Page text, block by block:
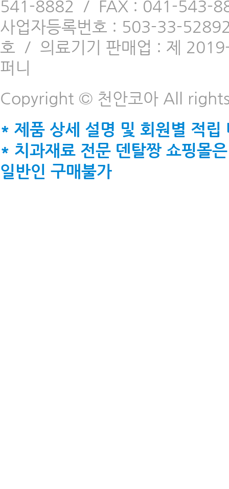
541-8882 / FAX : 041-543-
사업자등록번호 : 503-33-
호 / 의료기기 판매업 : 제
퍼니
Copyright © 천안코아 All
* 제품 상세 설명 및 회원별 적
* 치과재료 전문 덴탈짱 쇼핑몰
일반인 구매불가